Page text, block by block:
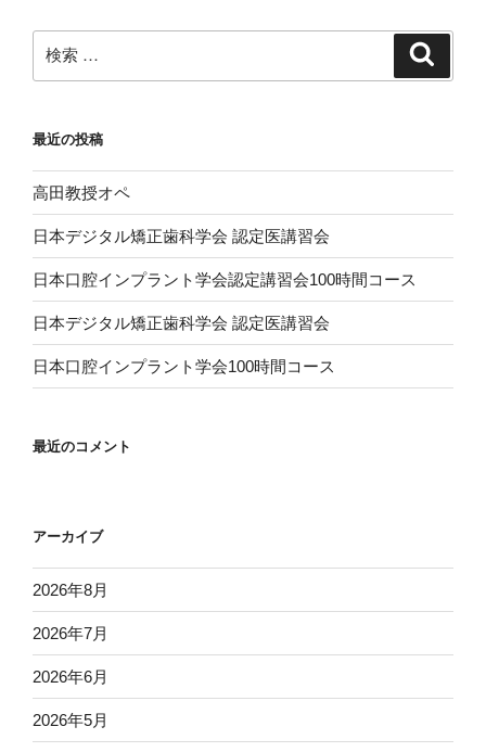
ン
索:
最近の投稿
高田教授オペ
日本デジタル矯正歯科学会 認定医講習会
日本口腔インプラント学会認定講習会100時間コース
日本デジタル矯正歯科学会 認定医講習会
日本口腔インプラント学会100時間コース
最近のコメント
アーカイブ
2026年8月
2026年7月
2026年6月
2026年5月